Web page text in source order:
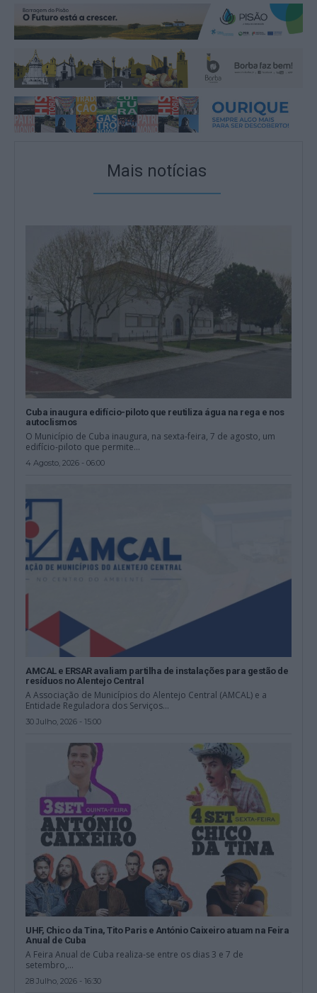
Mais notícias
Cuba inaugura edifício-piloto que reutiliza água na rega e nos
autoclismos
O Município de Cuba inaugura, na sexta-feira, 7 de agosto, um
edifício-piloto que permite...
4 Agosto, 2026 - 06:00
AMCAL e ERSAR avaliam partilha de instalações para gestão de
resíduos no Alentejo Central
A Associação de Municípios do Alentejo Central (AMCAL) e a
Entidade Reguladora dos Serviços...
30 Julho, 2026 - 15:00
UHF, Chico da Tina, Tito Paris e António Caixeiro atuam na Feira
Anual de Cuba
A Feira Anual de Cuba realiza-se entre os dias 3 e 7 de
setembro,...
28 Julho, 2026 - 16:30